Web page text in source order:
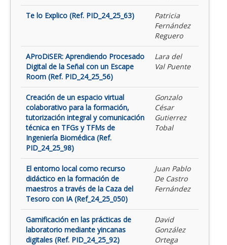
Te lo Explico (Ref. PID_24_25_63)
Patricia
Fernández
Reguero
AProDiSER: Aprendiendo Procesado
Digital de la Señal con un Escape
Room (Ref. PID_24_25_56)
Lara del
Val Puente
Creación de un espacio virtual
colaborativo para la formación,
tutorización integral y comunicación
técnica en TFGs y TFMs de
Ingeniería Biomédica (Ref.
PID_24_25_98)
Gonzalo
César
Gutierrez
Tobal
El entorno local como recurso
didáctico en la formación de
maestros a través de la Caza del
Tesoro con IA (Ref_24_25_050)
Juan Pablo
De Castro
Fernández
Gamificación en las prácticas de
laboratorio mediante yincanas
digitales (Ref. PID_24_25_92)
David
González
Ortega